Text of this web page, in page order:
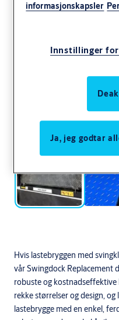
Hvis lastebryggen med
vår Swingdock Replacement
robuste og kostnadseffektive
rekke størrelser og design,
lastebrygge med en enkel,
informasjonskapsler
Innstillinger
Ja, jeg godtar